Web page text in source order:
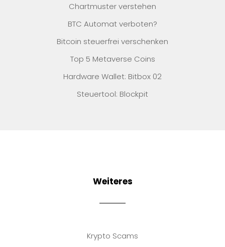
Chartmuster verstehen
BTC Automat verboten?
Bitcoin steuerfrei verschenken
Top 5 Metaverse Coins
Hardware Wallet: Bitbox 02
Steuertool: Blockpit
Weiteres
Krypto Scams